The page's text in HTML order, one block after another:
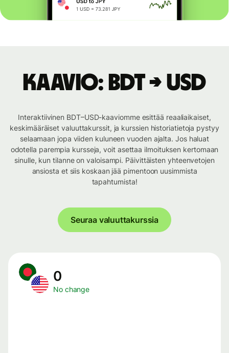
Kaavio: BDT → USD
Interaktiivinen BDT–USD-kaaviomme esittää reaaliaikaiset,
keskimääräiset valuuttakurssit, ja kurssien historiatietoja pystyy
selaamaan jopa viiden kuluneen vuoden ajalta. Jos haluat
odotella parempia kursseja, voit asettaa ilmoituksen kertomaan
sinulle, kun tilanne on valoisampi. Päivittäisten yhteenvetojen
ansiosta et siis koskaan jää pimentoon uusimmista
tapahtumista!
Seuraa valuuttakurssia
0
No change